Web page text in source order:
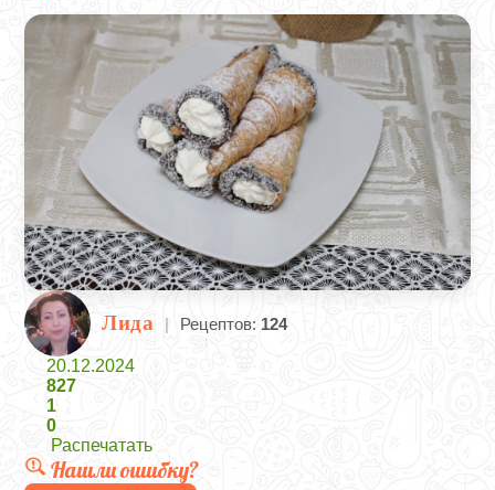
Лида | Рецептов: 124
20.12.2024
827
1
0
Распечатать
Нашли ошибку?